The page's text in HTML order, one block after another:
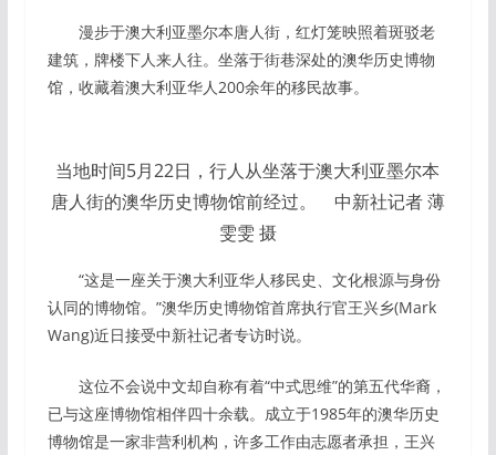
漫步于澳大利亚墨尔本唐人街，红灯笼映照着斑驳老
建筑，牌楼下人来人往。坐落于街巷深处的澳华历史博物
馆，收藏着澳大利亚华人200余年的移民故事。
当地时间5月22日，行人从坐落于澳大利亚墨尔本
唐人街的澳华历史博物馆前经过。 中新社记者 薄
雯雯 摄
“这是一座关于澳大利亚华人移民史、文化根源与身份
认同的博物馆。”澳华历史博物馆首席执行官王兴乡(Mark
Wang)近日接受中新社记者专访时说。
这位不会说中文却自称有着“中式思维”的第五代华裔，
已与这座博物馆相伴四十余载。成立于1985年的澳华历史
博物馆是一家非营利机构，许多工作由志愿者承担，王兴